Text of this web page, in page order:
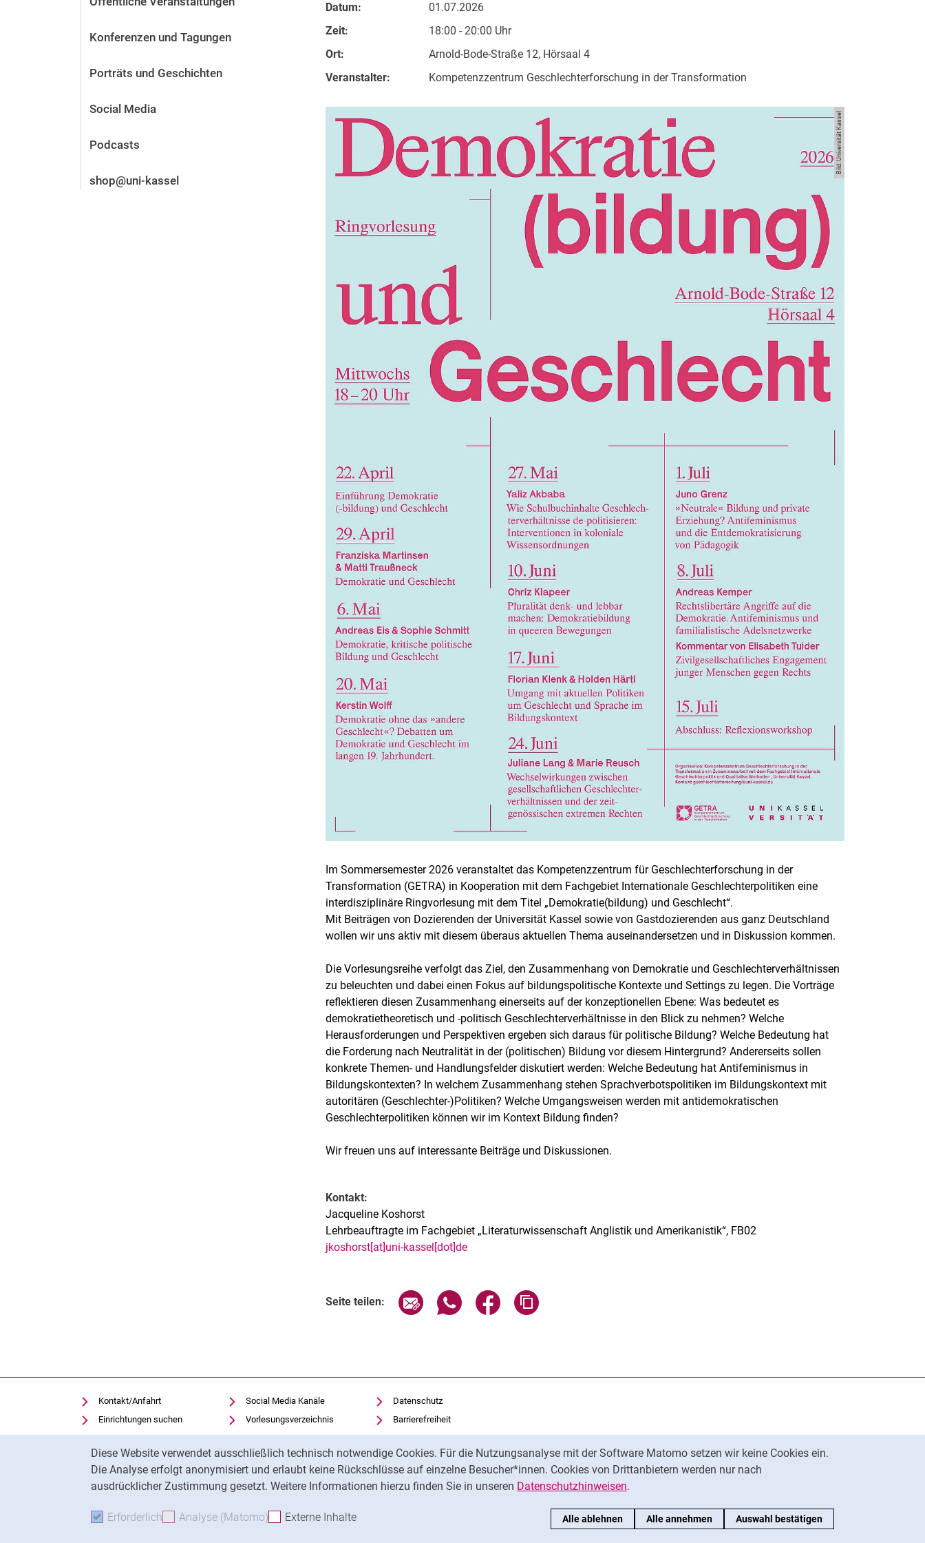
Diese Website verwendet ausschließlich technisch notwendige Cookies. Für die Nutzungsanalyse mit der Software Matomo setzen wir keine Cookies ein.
Die Analyse erfolgt anonymisiert und erlaubt keine Rückschlüsse auf einzelne Besucher*innen. Cookies von Drittanbietern werden nur nach
ausdrücklicher Zustimmung gesetzt. Weitere Informationen hierzu finden Sie in unseren Datenschutzhinweisen.
Erforderlich Erforderliche Cookies akzeptieren
Analyse (Matomo) Analyse-Cookies akzeptieren
Externe Inhalte Alle ablehnen Alle annehmen Auswahl bestätigen
Stellenangebote
Alum­ni und Freunde
Kontakt und Standorte
Konferenzen und Tagungen
Porträts und Geschichten
Social Media
Podcasts
shop@uni-kassel
Datum:
01.07.2026
Zeit:
18:00 - 20:00 Uhr
Ort:
Arnold-Bode-Straße 12, Hörsaal 4
Veranstalter:
Kompetenzzentrum Geschlechterforschung in der Transformation
Bild: Universität Kassel
Im Sommersemester 2026 veranstaltet das Kompetenzzentrum für Geschlechterforschung in der
Transformation (GETRA) in Kooperation mit dem Fachgebiet Internationale Geschlechterpolitiken eine
interdisziplinäre Ringvorlesung mit dem Titel „Demokratie(bildung) und Geschlecht“.
Mit Beiträgen von Dozierenden der Universität Kassel sowie von Gastdozierenden aus ganz Deutschland
wollen wir uns aktiv mit diesem überaus aktuellen Thema auseinandersetzen und in Diskussion kommen.
Die Vorlesungsreihe verfolgt das Ziel, den Zusammenhang von Demokratie und Geschlechterverhältnissen
zu beleuchten und dabei einen Fokus auf bildungspolitische Kontexte und Settings zu legen. Die Vorträge
reflektieren diesen Zusammenhang einerseits auf der konzeptionellen Ebene: Was bedeutet es
demokratietheoretisch und -politisch Geschlechterverhältnisse in den Blick zu nehmen? Welche
Herausforderungen und Perspektiven ergeben sich daraus für politische Bildung? Welche Bedeutung hat
die Forderung nach Neutralität in der (politischen) Bildung vor diesem Hintergrund? Andererseits sollen
konkrete Themen- und Handlungsfelder diskutiert werden: Welche Bedeutung hat Antifeminismus in
Bildungskontexten? In welchem Zusammenhang stehen Sprachverbotspolitiken im Bildungskontext mit
autoritären (Geschlechter-)Politiken? Welche Umgangsweisen werden mit antidemokratischen
Geschlechterpolitiken können wir im Kontext Bildung finden?
Wir freuen uns auf interessante Beiträge und Diskussionen.
Kontakt:
Jacqueline Koshorst
Lehrbeauftragte im Fachgebiet „Literaturwissenschaft Anglistik und Amerikanistik“, FB02
jkoshorst[at]uni-kassel[dot]de
Seite teilen: Seite über E-Mail teilen
Seite über WhatsApp teilen (externer Link, öffnet neues Fenster)
Seite über Facebook teilen (externer Link, öffnet neues Fenster)
Kontakt/Anfahrt
Einrichtungen suchen
Stellenangebote
Notfall
Cookie-Einstellungen
Social Media Kanäle
Vorlesungsverzeichnis
Moodle
Panopto
Universitätsbibliothek
Datenschutz
Barrierefreiheit
Transparenter KI-Einsatz
Impressum